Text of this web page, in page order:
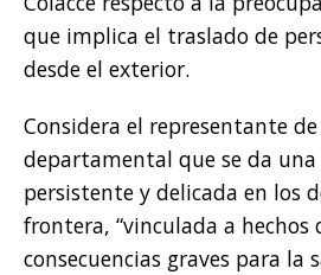
que implica el traslado de
desde el exterior.
Considera el representante
departamental que se da
persistente y delicada en los
frontera, “vinculada a hechos
consecuencias graves para la